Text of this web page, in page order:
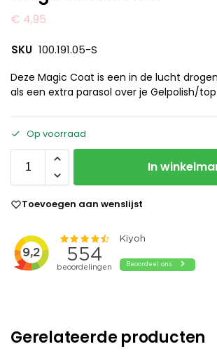
€ 4,95
SKU 100.191.05-S
Deze Magic Coat is een in de lucht
als een extra parasol over je Gelpolish/
Op voorraad
In
Toevoegen aan wenslijst
Gerelateerde producten